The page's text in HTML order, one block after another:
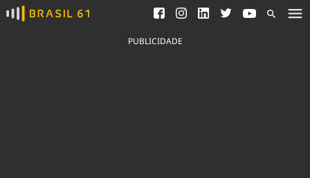
Ver todas as notícias
Saneamento
Indicadores
PUBLICIDADE